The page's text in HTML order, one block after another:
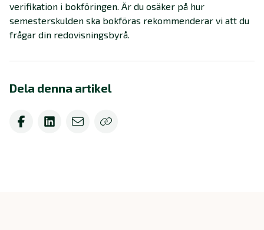
verifikation i bokföringen. Är du osäker på hur
semesterskulden ska bokföras rekommenderar vi att du
frågar din redovisningsbyrå.
Dela denna artikel